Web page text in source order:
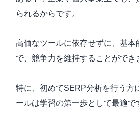
られるからです。
高価なツールに依存せずに、基本
で、競争力を維持することができ
特に、初めてSERP分析を行う方
ールは学習の第一歩として最適で